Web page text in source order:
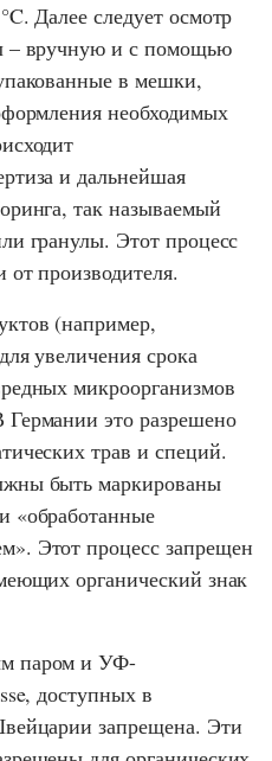
Далее следует осмотр
– вручную и с помощью
в мешки,
необходимых
и дальнейшая
так называемый
гранулы. Этот процесс
от производителя.
(например,
увеличения срока
микроорганизмов
Германии это разрешено
трав и специй.
быть маркированы
«обработанные
Этот процесс запрещен
органический знак
паром и УФ-
доступных в
запрещена. Эти